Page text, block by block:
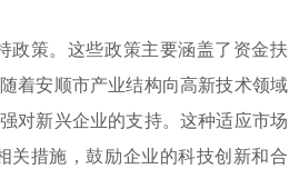
政策。这些政策主要涵盖了资金扶
着安顺市产业结构向高新技术领域
对新兴企业的支持。这种适应市场
关措施，鼓励企业的科技创新和合